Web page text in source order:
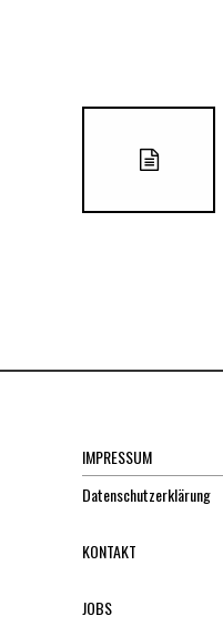
IMPRESSUM
Datenschutzerklärung
KONTAKT
JOBS